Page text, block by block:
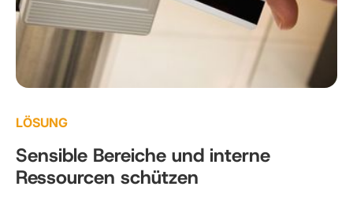
LÖSUNG
Sensible Bereiche und interne
Ressourcen schützen